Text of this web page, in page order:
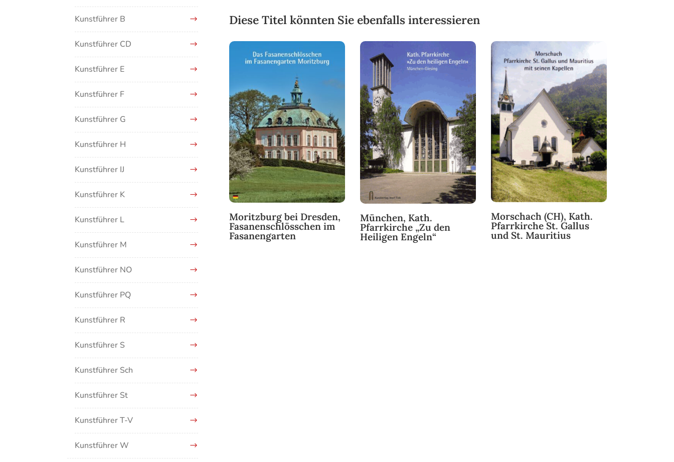
Diese Titel könnten Sie ebenfalls interessieren
Moritzburg bei Dresden,
Fasanenschlösschen im
Fasanengarten
München, Kath.
Pfarrkirche „Zu den
Heiligen Engeln“
Morschach (CH), Kath.
Pfarrkirche St. Gallus
und St. Mauritius
Kunstführer B
Kunstführer CD
Kunstführer E
Kunstführer F
Kunstführer G
Kunstführer H
Kunstführer IJ
Kunstführer K
Kunstführer L
Kunstführer M
Kunstführer NO
Kunstführer PQ
Kunstführer R
Kunstführer S
Kunstführer Sch
Kunstführer St
Kunstführer T-V
Kunstführer W